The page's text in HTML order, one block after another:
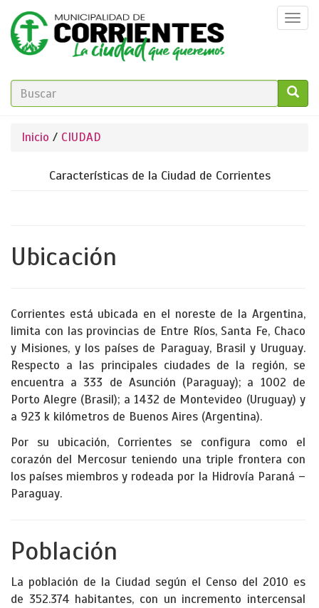
Pasar
contenido
principal
FORMULARIO
BÚSQUEDA
Se
encuentra
Inicio / CIUDAD
Características de la Ciudad de Corrientes
Ubicación
Corrientes está ubicada en el noreste de la Argentina,
limita con las provincias de Entre Ríos, Santa Fe, Chaco
y Misiones, y los países de Paraguay, Brasil y Uruguay.
Respecto a las principales ciudades de la región, se
encuentra a 333 de Asunción (Paraguay); a 1002 de
Porto Alegre (Brasil); a 1432 de Montevideo (Uruguay) y
a 923 k kilómetros de Buenos Aires (Argentina).
Por su ubicación, Corrientes se configura como el
corazón del Mercosur teniendo una triple frontera con
los países miembros y rodeada por la Hidrovía Paraná –
Paraguay.
Población
La población de la Ciudad según el Censo del 2010 es
de 352.374 habitantes, con un incremento intercensal